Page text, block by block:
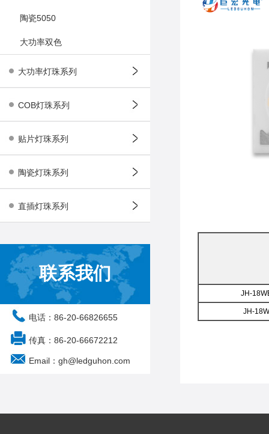
陶瓷5050
大功率双色
大功率灯珠系列
COB灯珠系列
贴片灯珠系列
陶瓷灯珠系列
直插灯珠系列
联系我们
电话：86-20-66826655
传真：86-20-66672212
Email：gh@ledguhon.com
JH-
JH-